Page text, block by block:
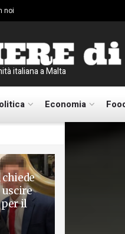
per il
noi
italiana a Malta
Economia